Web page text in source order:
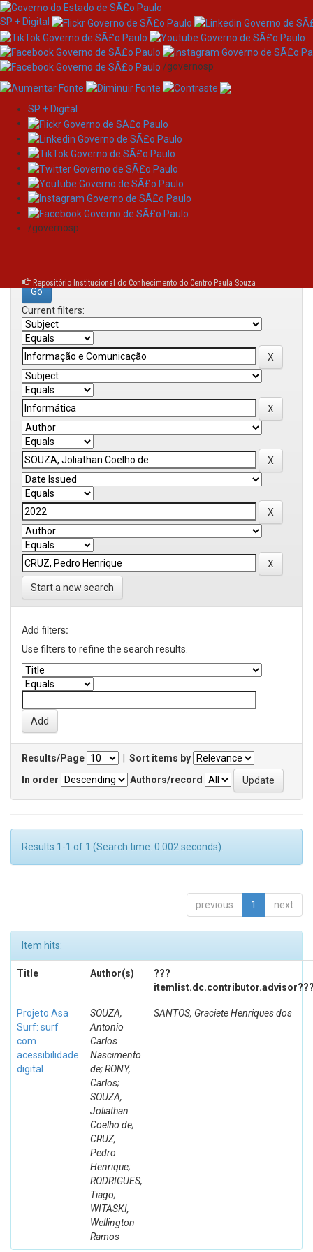
Skip
navigation
SP + Digital
/governosp
SP + Digital
/governosp
Repositório Institucional do Conhecimento do Centro Paula Souza
Search
Search:
Current filters:
Start a new search
Add filters:
Use filters to refine the search results.
Results/Page
Sort items by
In order
Authors/record
Results 1-1 of 1 (Search time: 0.002 seconds).
previous 1 next
Item hits:
Title Author(s)
???
Projeto Asa
Surf: surf
com
acessibilidade
digital
SOUZA,
Antonio
Carlos
Nascimento
de; RONY,
Carlos;
SOUZA,
Joliathan
Coelho de;
CRUZ,
Pedro
Henrique;
RODRIGUES,
Tiago;
WITASKI,
Wellington
Ramos
SANTOS, Graciete Henriques dos